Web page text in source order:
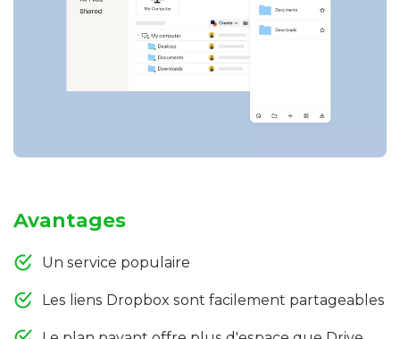
Avantages
Un service populaire
Les liens Dropbox sont facilement partageables